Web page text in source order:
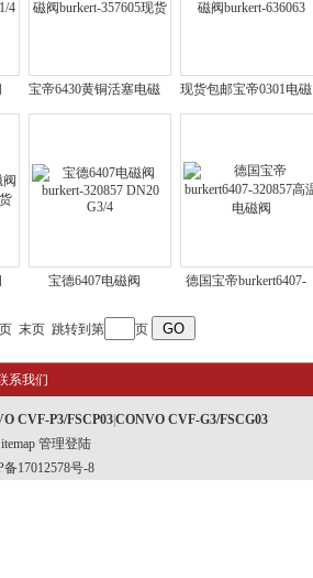
宝帝6430黄铜活塞电磁
阀burkert-357605现货
现货包邮宝帝0301电磁
阀burkert-636063
宝德6407电磁阀
G3/4
德国宝帝burkert6407-
末页跳转到第 页
系我们
CVF-P3/FSCP03CONVO CVF-G3/FSCG03
管理登陆
备17012578号-8